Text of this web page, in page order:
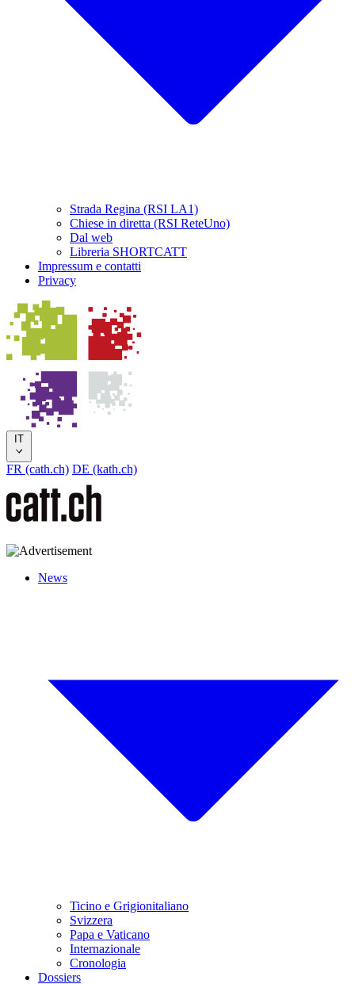
Strada Regina (RSI LA1)
Chiese in diretta (RSI ReteUno)
Dal web
Libreria SHORTCATT
Impressum e contatti
Privacy
IT
FR (cath.ch) DE (kath.ch)
News
Ticino e Grigionitaliano
Svizzera
Papa e Vaticano
Internazionale
Cronologia
Dossiers